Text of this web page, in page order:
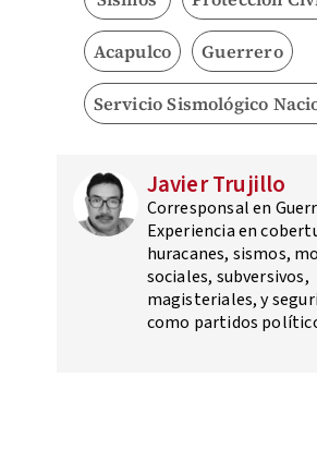
Acapulco Guerrero
Servicio Sismológico
Javier Trujillo
Corresponsal en
Experiencia en
huracanes, sismos,
sociales, subversivos,
magisteriales, y
como partidos